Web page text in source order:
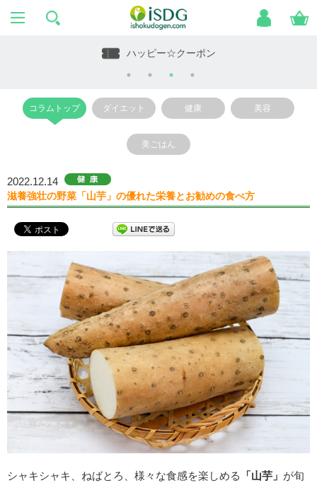
ハッピー☆クーポン
コラムトップ ダイエット 健康 美容
美ごはん
2022.12.14
滋養強壮の野菜「山芋」の優れた栄養とお勧めの食べ方
シャキシャキ、ねばとろ、様々な食感を楽しめる 「山芋」 が旬